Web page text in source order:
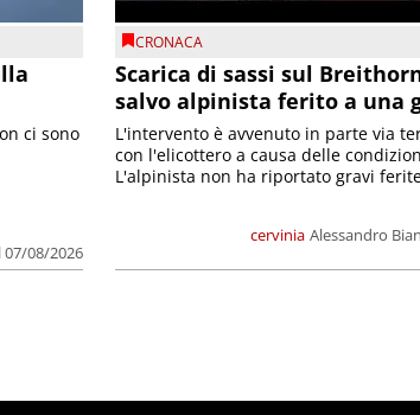
07/08/2026
ci sono
CRONACA
Scarica di sassi sul
salvo alpinista ferito a una
cervinia Alessandro
L'intervento è avvenuto in parte via
con l'elicottero a causa delle
L'alpinista non ha riportato gravi